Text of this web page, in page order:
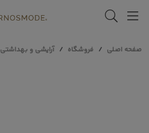
صفحه اصلی فروشگاه آرایشی و بهداشتی